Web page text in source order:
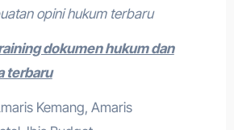
opini hukum terbaru
dokumen hukum dan
terbaru
Kemang, Amaris